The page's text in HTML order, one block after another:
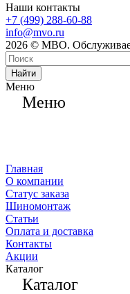
Наши контакты
+7 (499) 288-60-88
info@mvo.ru
2026 © МВО.
Найти
Меню
Меню
Главная
О компании
Статус заказа
Шиномонтаж
Статьи
Оплата и доставка
Контакты
Акции
Каталог
Каталог